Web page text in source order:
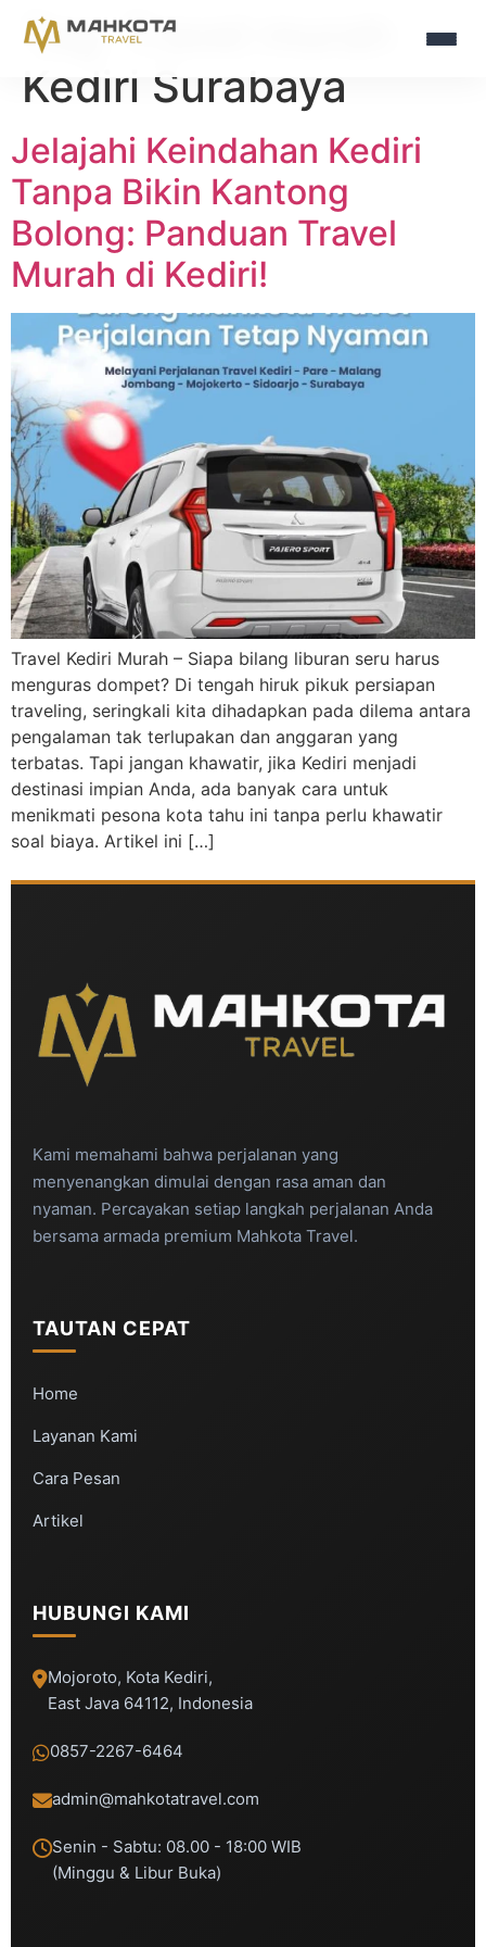
Tag:Travel murah
Kediri Surabaya
Jelajahi Keindahan Kediri
Tanpa Bikin Kantong
Bolong: Panduan Travel
Murah di Kediri!
Travel Kediri Murah – Siapa bilang liburan seru harus
menguras dompet? Di tengah hiruk pikuk persiapan
traveling, seringkali kita dihadapkan pada dilema antara
pengalaman tak terlupakan dan anggaran yang
terbatas. Tapi jangan khawatir, jika Kediri menjadi
destinasi impian Anda, ada banyak cara untuk
menikmati pesona kota tahu ini tanpa perlu khawatir
soal biaya. Artikel ini […]
Kami memahami bahwa perjalanan yang
menyenangkan dimulai dengan rasa aman dan
nyaman. Percayakan setiap langkah perjalanan Anda
bersama armada premium Mahkota Travel.
TAUTAN CEPAT
Home
Layanan Kami
Cara Pesan
Artikel
HUBUNGI KAMI
Mojoroto, Kota Kediri,
East Java 64112, Indonesia
0857-2267-6464
admin@mahkotatravel.com
Senin - Sabtu: 08.00 - 18:00 WIB
(Minggu & Libur Buka)